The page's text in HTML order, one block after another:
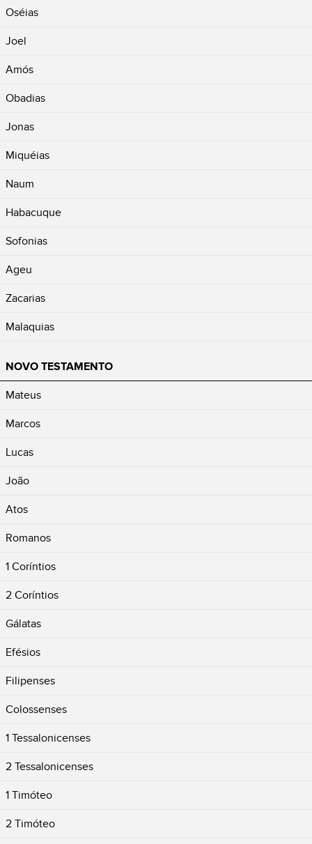
Oséias
Joel
Amós
Obadias
Jonas
Miquéias
Naum
Habacuque
Sofonias
Ageu
Zacarias
Malaquias
NOVO TESTAMENTO
Mateus
Marcos
Lucas
João
Atos
Romanos
1 Coríntios
2 Coríntios
Gálatas
Efésios
Filipenses
Colossenses
1 Tessalonicenses
2 Tessalonicenses
1 Timóteo
2 Timóteo